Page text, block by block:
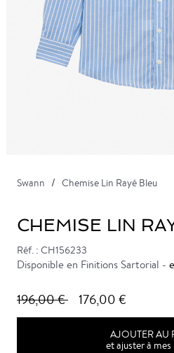
Swann Chemise Lin Rayé Bleu
CHEMISE LIN
Réf. : CH156233
Disponible en Finitions Sartorial -
196,00 € 176,00 €
AJOUTER AU
et ajuster à mes